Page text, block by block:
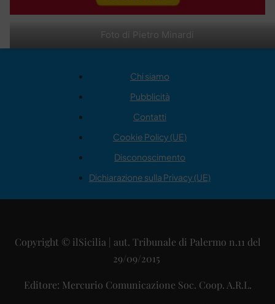
Foto di Pietro Minardi
Chi siamo
Pubblicità
Contatti
Cookie Policy (UE)
Disconoscimento
Dichiarazione sulla Privacy (UE)
Copyright © ilSicilia | aut. Tribunale di Palermo n.11 del
29/09/2015
Editore: Mercurio Comunicazione Soc. Coop. A.R.L.